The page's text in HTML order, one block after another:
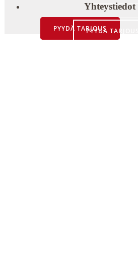
Yhteystiedot
PYYDÄ TARJOUSPYYDÄ TARJOUS